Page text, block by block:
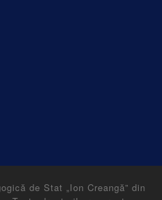
de Stat „Ion Creangă” din